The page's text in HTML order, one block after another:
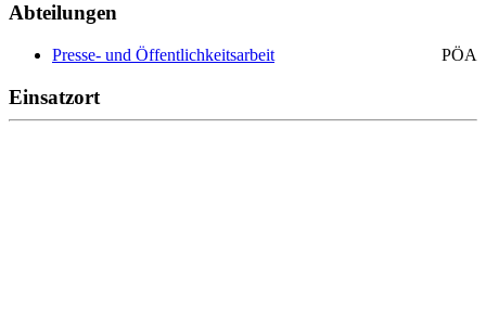
Abteilungen
Presse- und Öffentlichkeitsarbeit PÖA
Einsatzort